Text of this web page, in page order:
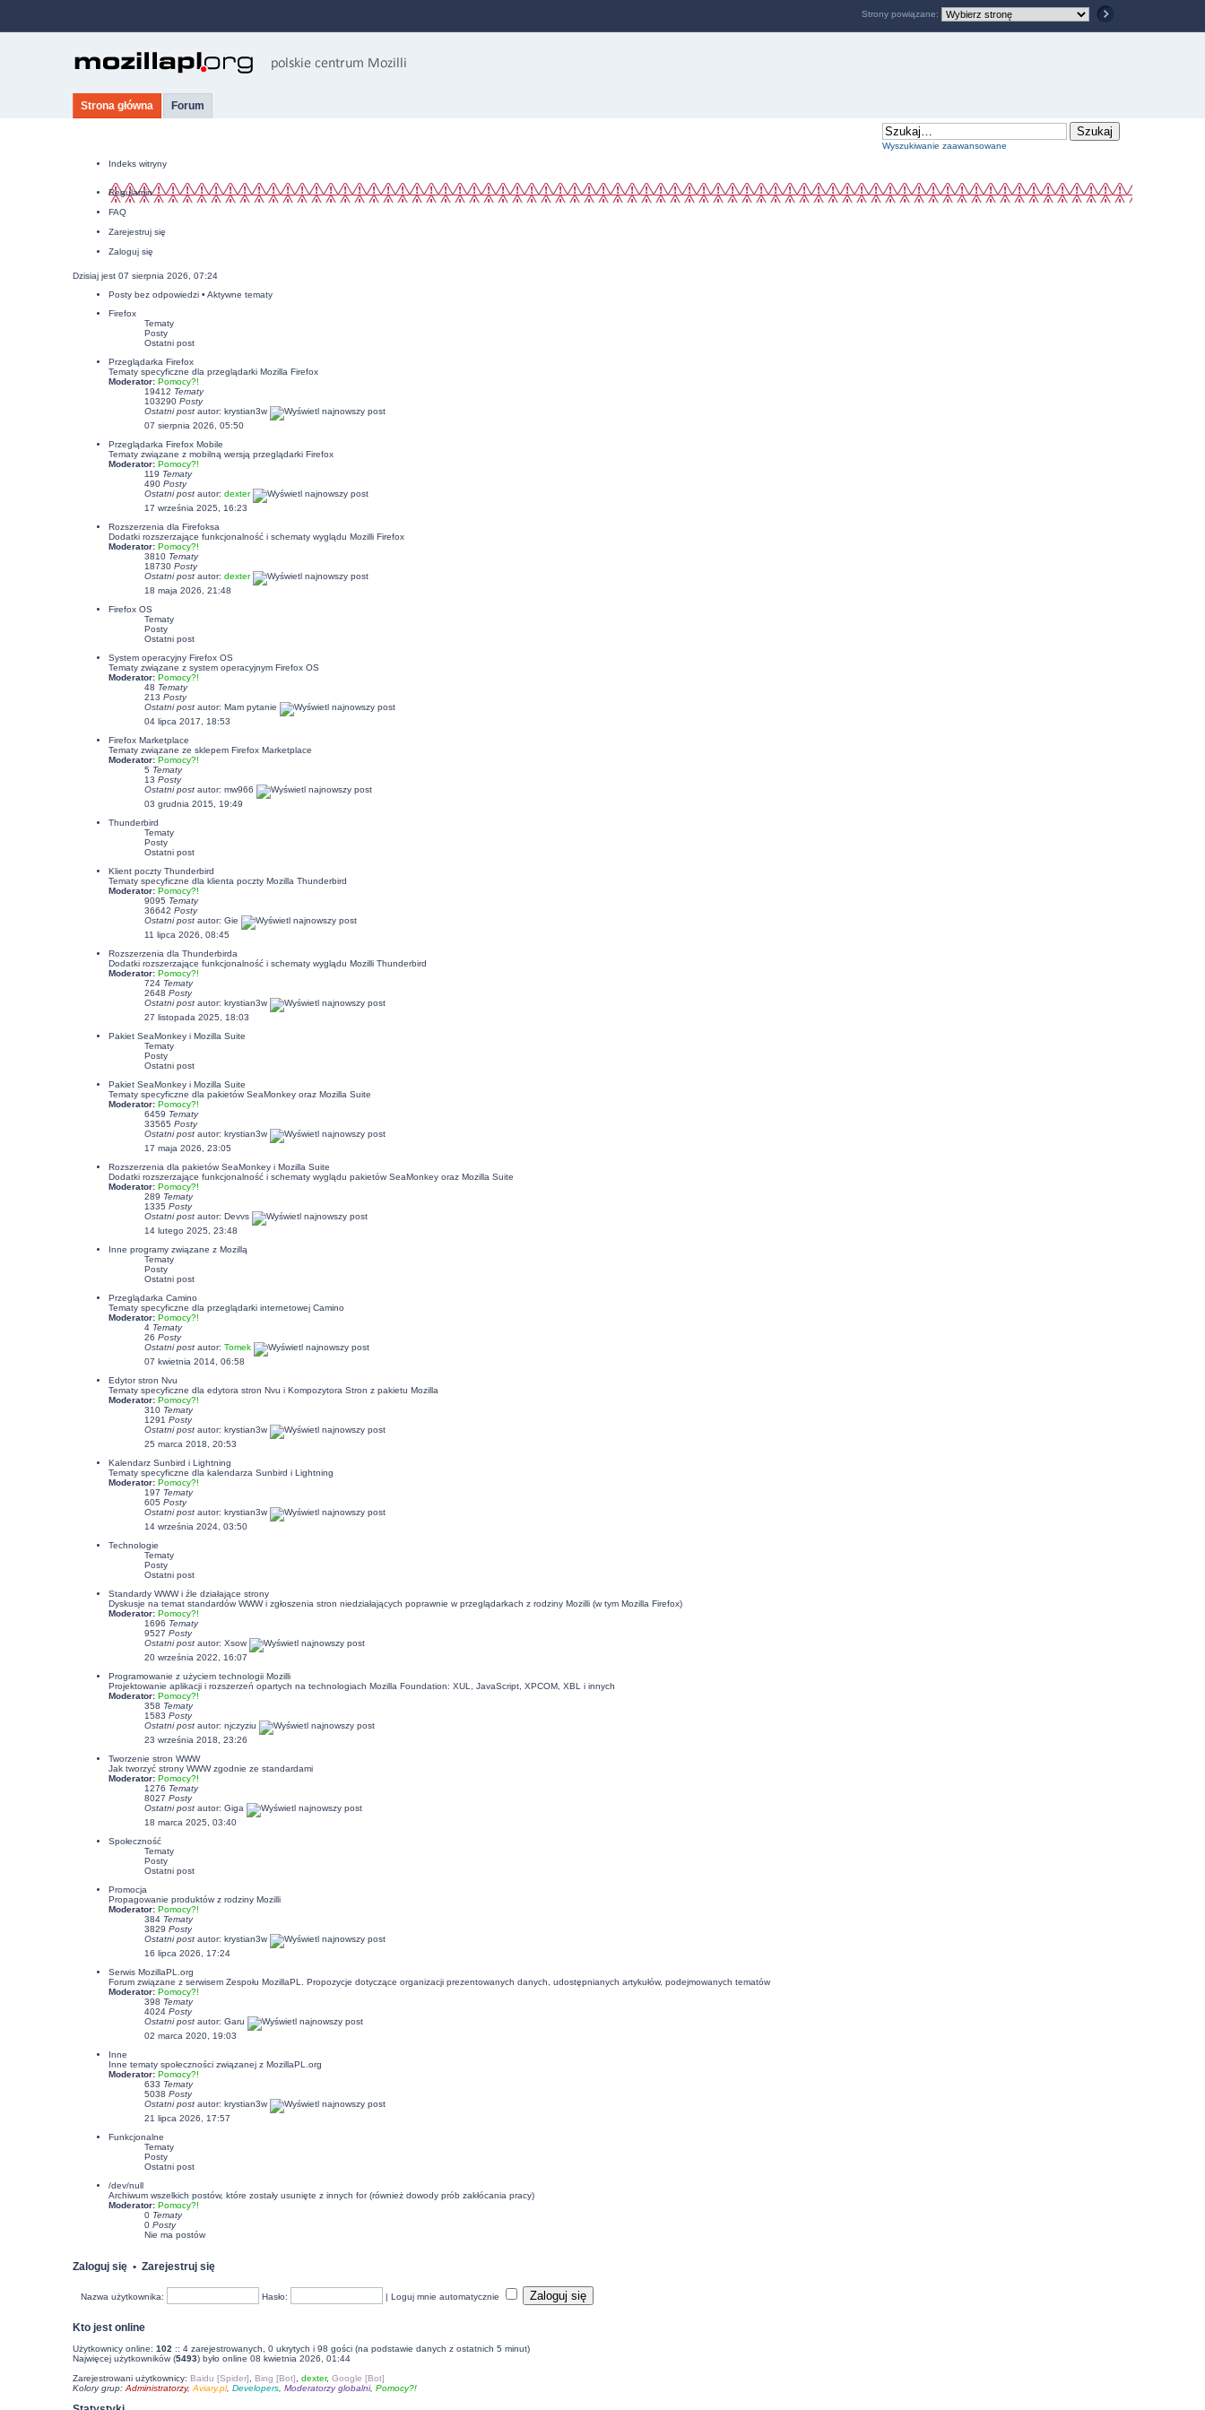
Strona główna Forum
Wyszukiwanie zaawansowane
Indeks witryny
Regulamin
FAQ
Zarejestruj się
Zaloguj się
Dzisiaj jest 07 sierpnia 2026, 07:24
Posty bez odpowiedzi• Aktywne tematy
Firefox
Tematy
Posty
Ostatni post
Przeglądarka Firefox
Tematy specyficzne dla przeglądarki Mozilla Firefox
Moderator: Pomocy?!
19412 Tematy
103290 Posty
Ostatni postautor: krystian3w
07 sierpnia 2026, 05:50
Przeglądarka Firefox Mobile
Tematy związane z mobilną wersją przeglądarki Firefox
Moderator: Pomocy?!
119 Tematy
490 Posty
Ostatni postautor: dexter
17 września 2025, 16:23
Rozszerzenia dla Firefoksa
Dodatki rozszerzające funkcjonalność i schematy wyglądu Mozilli Firefox
Moderator: Pomocy?!
3810 Tematy
18730 Posty
Ostatni postautor: dexter
18 maja 2026, 21:48
Firefox OS
Tematy
Posty
Ostatni post
System operacyjny Firefox OS
Tematy związane z system operacyjnym Firefox OS
Moderator: Pomocy?!
48 Tematy
213 Posty
Ostatni postautor: Mam pytanie
04 lipca 2017, 18:53
Firefox Marketplace
Tematy związane ze sklepem Firefox Marketplace
Moderator: Pomocy?!
5 Tematy
13 Posty
Ostatni postautor: mw966
03 grudnia 2015, 19:49
Thunderbird
Tematy
Posty
Ostatni post
Klient poczty Thunderbird
Tematy specyficzne dla klienta poczty Mozilla Thunderbird
Moderator: Pomocy?!
9095 Tematy
36642 Posty
Ostatni postautor: Gie
11 lipca 2026, 08:45
Rozszerzenia dla Thunderbirda
Dodatki rozszerzające funkcjonalność i schematy wyglądu Mozilli Thunderbird
Moderator: Pomocy?!
724 Tematy
2648 Posty
Ostatni postautor: krystian3w
27 listopada 2025, 18:03
Pakiet SeaMonkey i Mozilla Suite
Tematy
Posty
Ostatni post
Pakiet SeaMonkey i Mozilla Suite
Tematy specyficzne dla pakietów SeaMonkey oraz Mozilla Suite
Moderator: Pomocy?!
6459 Tematy
33565 Posty
Ostatni postautor: krystian3w
17 maja 2026, 23:05
Rozszerzenia dla pakietów SeaMonkey i Mozilla Suite
Dodatki rozszerzające funkcjonalność i schematy wyglądu pakietów SeaMonkey oraz Mozilla Suite
Moderator: Pomocy?!
289 Tematy
1335 Posty
Ostatni postautor: Devvs
14 lutego 2025, 23:48
Inne programy związane z Mozillą
Tematy
Posty
Ostatni post
Przeglądarka Camino
Tematy specyficzne dla przeglądarki internetowej Camino
Moderator: Pomocy?!
4 Tematy
26 Posty
Ostatni postautor: Tomek
07 kwietnia 2014, 06:58
Edytor stron Nvu
Tematy specyficzne dla edytora stron Nvu i Kompozytora Stron z pakietu Mozilla
Moderator: Pomocy?!
310 Tematy
1291 Posty
Ostatni postautor: krystian3w
25 marca 2018, 20:53
Kalendarz Sunbird i Lightning
Tematy specyficzne dla kalendarza Sunbird i Lightning
Moderator: Pomocy?!
197 Tematy
605 Posty
Ostatni postautor: krystian3w
14 września 2024, 03:50
Technologie
Tematy
Posty
Ostatni post
Standardy WWW i źle działające strony
Dyskusje na temat standardów WWW i zgłoszenia stron niedziałających poprawnie w przeglądarkach z rodziny Mozilli (w tym Mozilla Firefox)
Moderator: Pomocy?!
1696 Tematy
9527 Posty
Ostatni postautor: Xsow
20 września 2022, 16:07
Programowanie z użyciem technologii Mozilli
Projektowanie aplikacji i rozszerzeń opartych na technologiach Mozilla Foundation: XUL, JavaScript, XPCOM, XBL i innych
Moderator: Pomocy?!
358 Tematy
1583 Posty
Ostatni postautor: njczyziu
23 września 2018, 23:26
Tworzenie stron WWW
Jak tworzyć strony WWW zgodnie ze standardami
Moderator: Pomocy?!
1276 Tematy
8027 Posty
Ostatni postautor: Giga
18 marca 2025, 03:40
Społeczność
Tematy
Posty
Ostatni post
Promocja
Propagowanie produktów z rodziny Mozilli
Moderator: Pomocy?!
384 Tematy
3829 Posty
Ostatni postautor: krystian3w
16 lipca 2026, 17:24
Serwis MozillaPL.org
Forum związane z serwisem Zespołu MozillaPL. Propozycje dotyczące organizacji prezentowanych danych, udostępnianych artykułów, podejmowanych tematów
Moderator: Pomocy?!
398 Tematy
4024 Posty
Ostatni postautor: Garu
02 marca 2020, 19:03
Inne
Inne tematy społeczności związanej z MozillaPL.org
Moderator: Pomocy?!
633 Tematy
5038 Posty
Ostatni postautor: krystian3w
21 lipca 2026, 17:57
Funkcjonalne
Tematy
Posty
Ostatni post
/dev/null
Archiwum wszelkich postów, które zostały usunięte z innych for (również dowody prób zakłócania pracy)
Moderator: Pomocy?!
0 Tematy
0 Posty
Nie ma postów
Zaloguj się• Zarejestruj się
Nazwa użytkownika: Hasło: |Loguj mnie automatycznie
Kto jest online
Użytkownicy online: 102 :: 4 zarejestrowanych, 0 ukrytych i 98 gości (na podstawie danych z ostatnich 5 minut)
Najwięcej użytkowników (5493) było online 08 kwietnia 2026, 01:44
Zarejestrowani użytkownicy: Baidu [Spider] Bing [Bot] dexter, Google [Bot]
Kolory grup: Administratorzy, Aviary.pl, Developers, Moderatorzy globalni, Pomocy?!
Strony powiązane: